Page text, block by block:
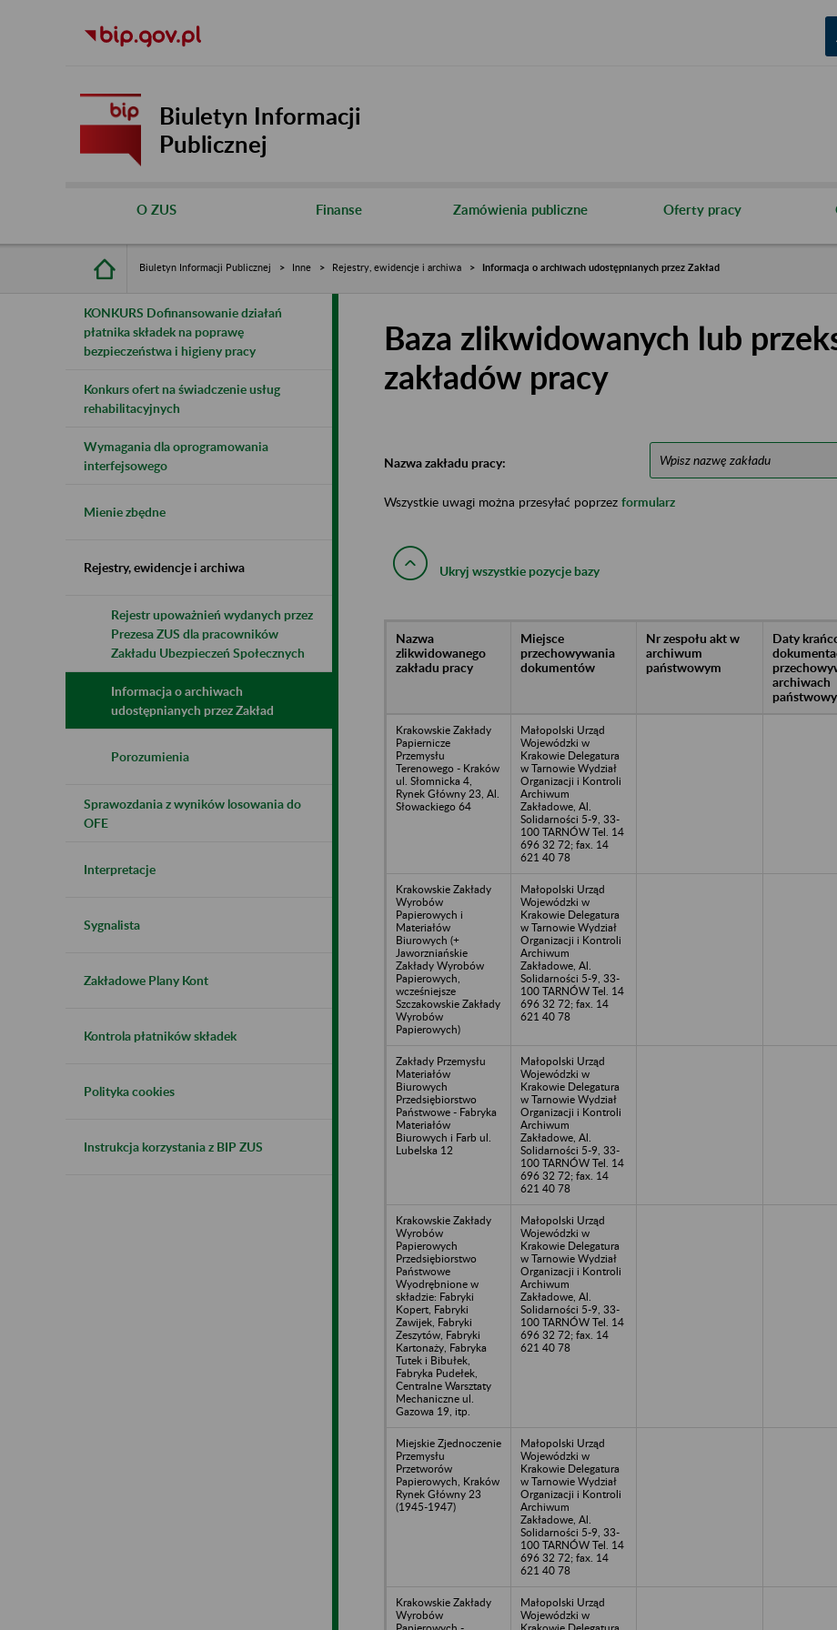
Biuletyn Informacji
Publicznej
O ZUS Finanse Zamówienia publiczne Oferty pracy
Biuletyn Informacji Publicznej Inne Rejestry, ewidencje i archiwa Informacja o archiwach udostępnianych przez Zakład
KONKURS Dofinansowanie działań
płatnika składek na poprawę
bezpieczeństwa i higieny pracy
Konkurs ofert na świadczenie usług
rehabilitacyjnych
Wymagania dla oprogramowania
interfejsowego
Mienie zbędne
Rejestry, ewidencje i archiwa
Rejestr upoważnień wydanych przez
Prezesa ZUS dla pracowników
Zakładu Ubezpieczeń Społecznych
Informacja o archiwach
udostępnianych przez Zakład
Porozumienia
Sprawozdania z wyników losowania do
OFE
Interpretacje
Sygnalista
Zakładowe Plany Kont
Kontrola płatników składek
Polityka cookies
Instrukcja korzystania z BIP ZUS
Baza zlikwidowanych lub
zakładów pracy
Nazwa zakładu pracy:
Wszystkie uwagi można przesyłać poprzez formularz
Ukryj wszystkie pozycje bazy
Nazwa
zlikwidowanego
zakładu pracy
Miejsce
przechowywania
dokumentów
Nr zespołu akt w
archiwum
państwowym
Daty
archiwach
Krakowskie Zakłady
Papiernicze
Przemysłu
Terenowego - Kraków
ul. Słomnicka 4,
Rynek Główny 23, Al.
Słowackiego 64
Małopolski Urząd
Wojewódzki w
Krakowie Delegatura
w Tarnowie Wydział
Organizacji i Kontroli
Archiwum
Zakładowe, Al.
Solidarności 5-9, 33-
100 TARNÓW Tel. 14
696 32 72; fax. 14
621 40 78
Krakowskie Zakłady
Wyrobów
Papierowych i
Materiałów
Biurowych (+
Jaworzniańskie
Zakłady Wyrobów
Papierowych,
wcześniejsze
Szczakowskie Zakłady
Wyrobów
Papierowych)
Małopolski Urząd
Wojewódzki w
Krakowie Delegatura
w Tarnowie Wydział
Organizacji i Kontroli
Archiwum
Zakładowe, Al.
Solidarności 5-9, 33-
100 TARNÓW Tel. 14
696 32 72; fax. 14
621 40 78
Zakłady Przemysłu
Materiałów
Biurowych
Przedsiębiorstwo
Państwowe - Fabryka
Materiałów
Biurowych i Farb ul.
Lubelska 12
Małopolski Urząd
Wojewódzki w
Krakowie Delegatura
w Tarnowie Wydział
Organizacji i Kontroli
Archiwum
Zakładowe, Al.
Solidarności 5-9, 33-
100 TARNÓW Tel. 14
696 32 72; fax. 14
621 40 78
Krakowskie Zakłady
Wyrobów
Papierowych
Przedsiębiorstwo
Państwowe
Wyodrębnione w
składzie: Fabryki
Kopert, Fabryki
Zawijek, Fabryki
Zeszytów, Fabryki
Kartonaży, Fabryka
Tutek i Bibułek,
Fabryka Pudełek,
Centralne Warsztaty
Mechaniczne ul.
Gazowa 19, itp.
Małopolski Urząd
Wojewódzki w
Krakowie Delegatura
w Tarnowie Wydział
Organizacji i Kontroli
Archiwum
Zakładowe, Al.
Solidarności 5-9, 33-
100 TARNÓW Tel. 14
696 32 72; fax. 14
621 40 78
Miejskie Zjednoczenie
Przemysłu
Przetworów
Papierowych, Kraków
Rynek Główny 23
(1945-1947)
Małopolski Urząd
Wojewódzki w
Krakowie Delegatura
w Tarnowie Wydział
Organizacji i Kontroli
Archiwum
Zakładowe, Al.
Solidarności 5-9, 33-
100 TARNÓW Tel. 14
696 32 72; fax. 14
621 40 78
Krakowskie Zakłady
Wyrobów
Małopolski Urząd
Wojewódzki w